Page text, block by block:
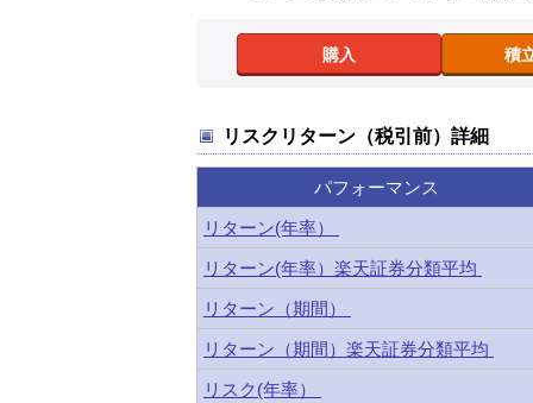
購入 積
リスクリターン（税引前）詳細
パフォーマンス
リターン(年率）
リターン(年率）楽天証券分類平均
リターン（期間）
リターン（期間）楽天証券分類平均
リスク(年率）